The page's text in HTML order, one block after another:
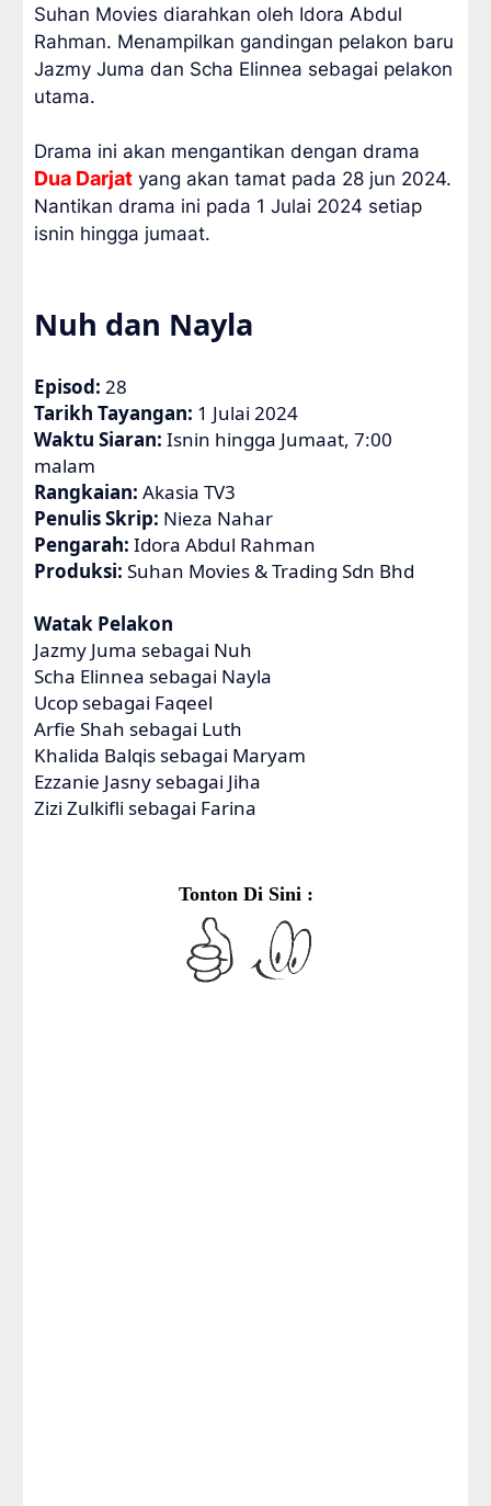
Suhan Movies diarahkan oleh Idora Abdul
Rahman. Menampilkan gandingan pelakon baru
Jazmy Juma dan Scha Elinnea sebagai pelakon
utama.
Drama ini akan mengantikan dengan drama
Dua Darjat yang akan tamat pada 28 jun 2024.
Nantikan drama ini pada 1 Julai 2024 setiap
isnin hingga jumaat.
Nuh dan Nayla
Episod: 28
Tarikh Tayangan: 1 Julai 2024
Waktu Siaran: Isnin hingga Jumaat, 7:00
malam
Rangkaian: Akasia TV3
Penulis Skrip: Nieza Nahar
Pengarah: Idora Abdul Rahman
Produksi: Suhan Movies & Trading Sdn Bhd
Watak Pelakon
Jazmy Juma sebagai Nuh
Scha Elinnea sebagai Nayla
Ucop sebagai Faqeel
Arfie Shah sebagai Luth
Khalida Balqis sebagai Maryam
Ezzanie Jasny sebagai Jiha
Zizi Zulkifli sebagai Farina
Tonton Di Sini :